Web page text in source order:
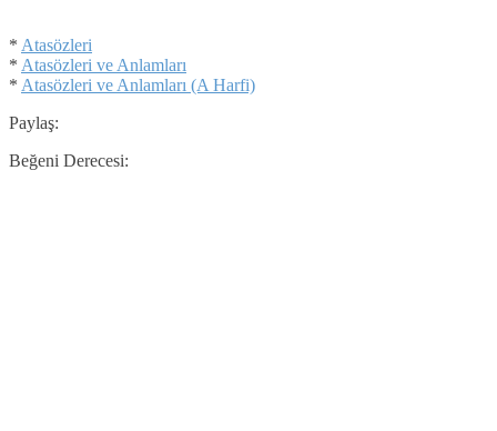
* Atasözleri
* Atasözleri ve Anlamları
* Atasözleri ve Anlamları (A Harfi)
Paylaş:
Beğeni Derecesi: